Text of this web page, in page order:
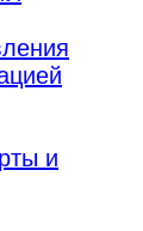
и